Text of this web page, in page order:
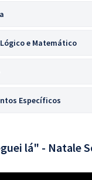
e Matemático
Específicos
lá" - Natale